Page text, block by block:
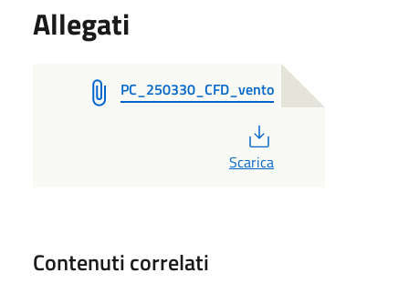
Allegati
PC_250330_CFD_vento
Scarica
Contenuti correlati